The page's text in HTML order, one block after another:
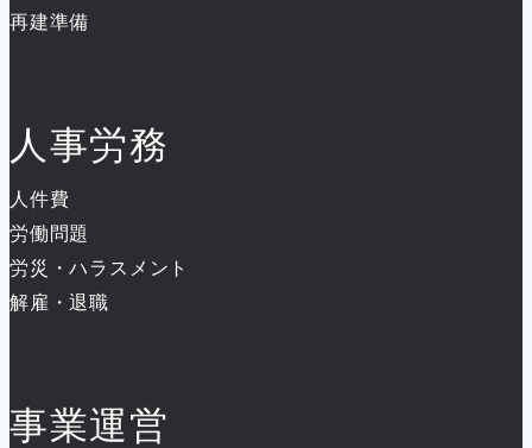
再建準備
人事労務
人件費
労働問題
労災・ハラスメント
解雇・退職
事業運営